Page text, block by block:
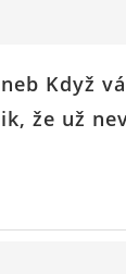
Když
že už